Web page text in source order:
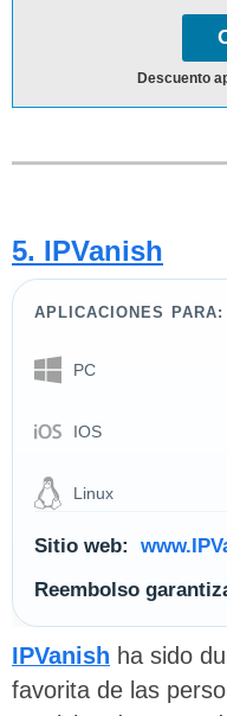
Descuento
5. IPVanish
APLICACIONES PARA:
PC
IOS
Linux
Sitio web:
Reembolso
IPVanish ha sido
favorita de las